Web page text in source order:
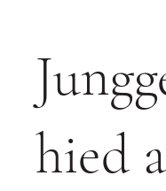
hied